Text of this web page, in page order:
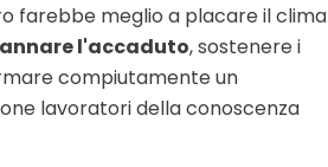
farebbe meglio a placare il clima
l'accaduto, sostenere i
compiutamente un
lavoratori della conoscenza